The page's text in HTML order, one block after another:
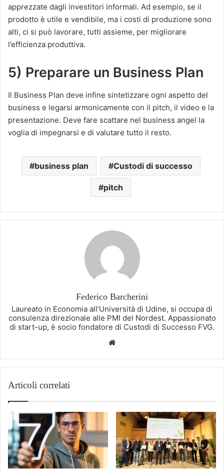
apprezzate dagli investitori informali. Ad esempio, se il
prodotto è utile e vendibile, ma i costi di produzione sono
alti, ci si può lavorare, tutti assieme, per migliorare
l’efficienza produttiva.
5) Preparare un Business Plan
Il Business Plan deve infine sintetizzare ogni aspetto del
business e legarsi armonicamente con il pitch, il video e la
presentazione. Deve fare scattare nel business angel la
voglia di impegnarsi e di valutare tutto il resto.
business plan Custodi di successo
pitch
Federico Barcherini
Laureato in Economia all’Università di Udine, si occupa di
consulenza direzionale alle PMI del Nordest. Appassionato
di start-up, è socio fondatore di Custodi di Successo FVG.
Articoli correlati